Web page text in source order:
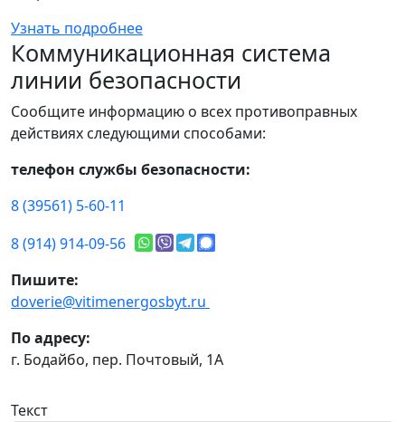
Узнать подробнее
Коммуникационная система
линии безопасности
Сообщите информацию о всех противоправных
действиях следующими способами:
телефон службы безопасности:
8 (39561) 5-60-11
8 (914) 914-09-56
Пишите:
doverie@vitimenergosbyt.ru
По адресу:
г. Бодайбо, пер. Почтовый, 1А
Текст